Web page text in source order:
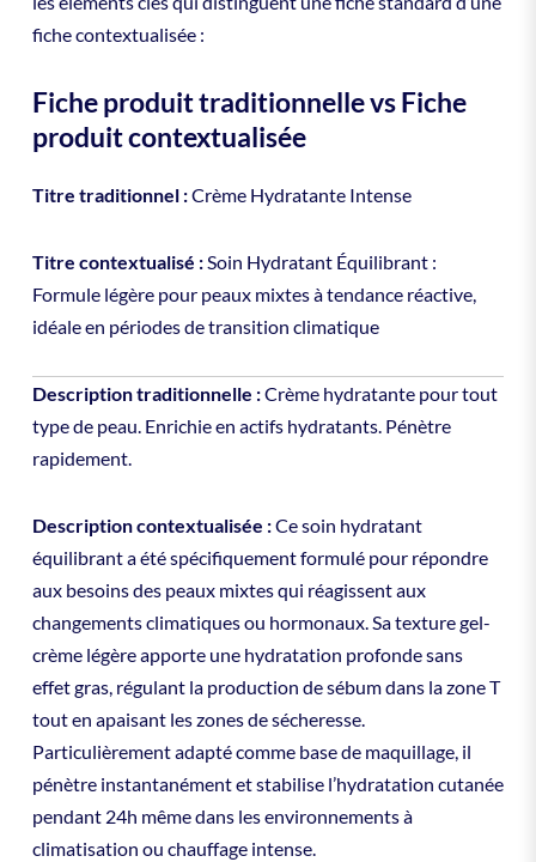
fiche contextualisée :
Fiche produit traditionnelle vs Fiche
produit contextualisée
Titre traditionnel :Crème Hydratante Intense
Titre contextualisé :Soin Hydratant Équilibrant :
Formule légère pour peaux mixtes à tendance réactive,
idéale en périodes de transition climatique
Description traditionnelle :Crème hydratante pour tout
type de peau. Enrichie en actifs hydratants. Pénètre
rapidement.
Description contextualisée :Ce soin hydratant
équilibrant a été spécifiquement formulé pour répondre
aux besoins des peaux mixtes qui réagissent aux
changements climatiques ou hormonaux. Sa texture gel-
crème légère apporte une hydratation profonde sans
effet gras, régulant la production de sébum dans la zone T
tout en apaisant les zones de sécheresse.
Particulièrement adapté comme base de maquillage, il
pénètre instantanément et stabilise l’hydratation cutanée
pendant 24h même dans les environnements à
climatisation ou chauffage intense.